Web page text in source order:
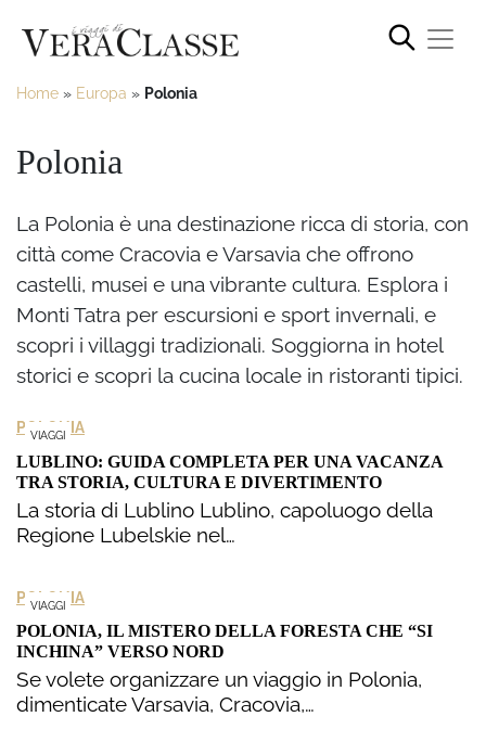
Home » Europa » Polonia
Polonia
La Polonia è una destinazione ricca di storia, con
città come Cracovia e Varsavia che offrono
castelli, musei e una vibrante cultura. Esplora i
Monti Tatra per escursioni e sport invernali, e
scopri i villaggi tradizionali. Soggiorna in hotel
storici e scopri la cucina locale in ristoranti tipici.
VIAGGI
POLONIA
LUBLINO: GUIDA COMPLETA PER UNA VACANZA
TRA STORIA, CULTURA E DIVERTIMENTO
La storia di Lublino Lublino, capoluogo della
Regione Lubelskie nel…
VIAGGI
POLONIA
POLONIA, IL MISTERO DELLA FORESTA CHE “SI
INCHINA” VERSO NORD
Se volete organizzare un viaggio in Polonia,
dimenticate Varsavia, Cracovia,…